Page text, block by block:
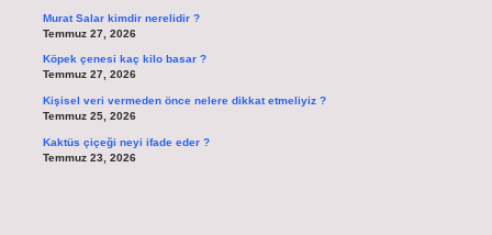
Murat Salar kimdir nerelidir ?
Temmuz 27, 2026
Köpek çenesi kaç kilo basar ?
Temmuz 27, 2026
Kişisel veri vermeden önce nelere dikkat etmeliyiz ?
Temmuz 25, 2026
Kaktüs çiçeği neyi ifade eder ?
Temmuz 23, 2026